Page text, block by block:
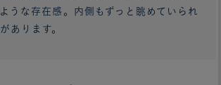
うな存在感。内側もずっと眺めていられ
あります。